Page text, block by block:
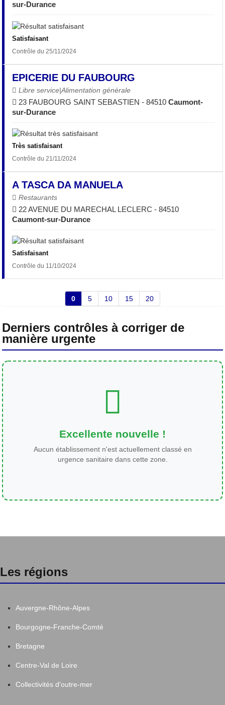
sur-Durance
Satisfaisant
Contrôle du 25/11/2024
EPICERIE DU FAUBOURG
Libre service|Alimentation générale
23 FAUBOURG SAINT SEBASTIEN - 84510Caumont-
sur-Durance
Très satisfaisant
Contrôle du 21/11/2024
A TASCA DA MANUELA
Restaurants
22 AVENUE DU MARECHAL LECLERC - 84510
Caumont-sur-Durance
Satisfaisant
Contrôle du 11/10/2024
0 5 10 15 20
Derniers contrôles à corriger de
manière urgente
Excellente nouvelle !
Aucun établissement n'est actuellement classé en
urgence sanitaire dans cette zone.
Les régions
Auvergne-Rhône-Alpes
Bourgogne-Franche-Comté
Bretagne
Centre-Val de Loire
Collectivités d'outre-mer